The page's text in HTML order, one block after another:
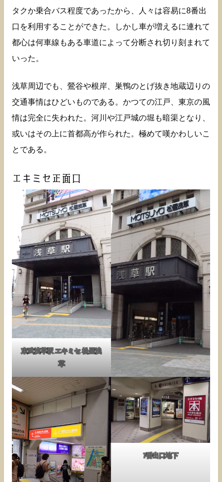
タクか乗合バス程度であったから、人々は容易に8番出
口を利用することができた。しかし車が増えるに連れて
都心は何車線もある車道によって分断され切り刻まれて
いった。
浅草周辺でも、鶯谷や根岸、巣鴨のとげ抜き地蔵辺りの
交通事情はひどいものである。かつての江戸、東京の風
情は完全に失われた。河川や江戸城の堀も暗渠となり、
或いはその上に首都高が作られた。極めて嘆かわしいこ
とである。
エキミセ正面口
東武浅草駅 エキミセ 松屋浅
草
7番出口地下